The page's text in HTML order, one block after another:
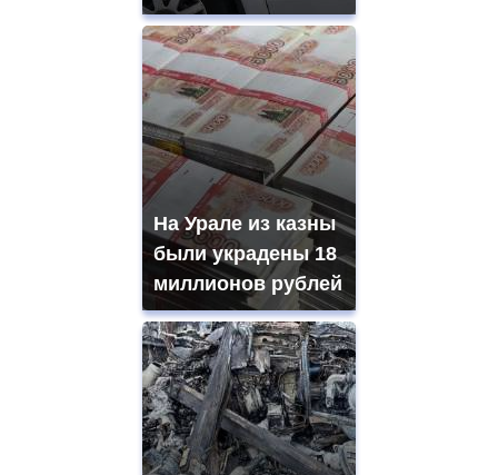
На Урале из казны
были украдены 18
миллионов рублей